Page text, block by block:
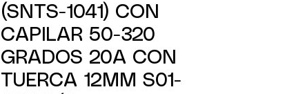
(SNTS-1041) CON
CAPILAR 50-320
GRADOS 20A CON
TUERCA 12MM S01-